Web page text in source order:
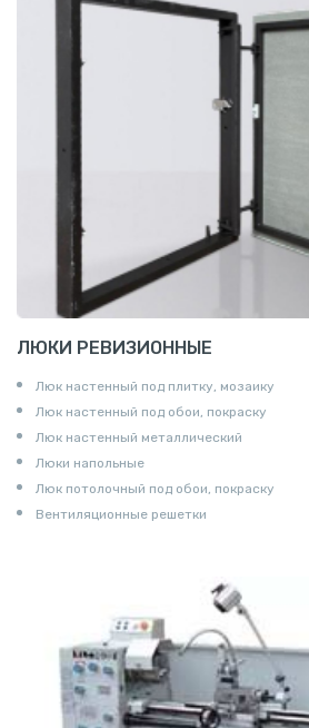
ЛЮКИ РЕВИЗИОННЫЕ
Люк настенный под плитку, мозаику
Люк настенный под обои, покраску
Люк настенный металлический
Люки напольные
Люк потолочный под обои, покраску
Вентиляционные решетки